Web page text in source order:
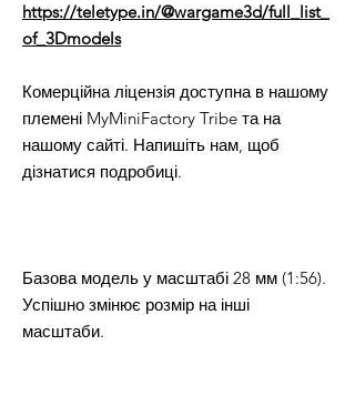
https://teletype.in/@wargame3d/full_list_
of_3Dmodels
Комерційна ліцензія доступна в нашому
племені MyMiniFactory Tribe та на
нашому сайті. Напишіть нам, щоб
дізнатися подробиці.
Базова модель у масштабі 28 мм (1:56).
Успішно змінює розмір на інші
масштаби.